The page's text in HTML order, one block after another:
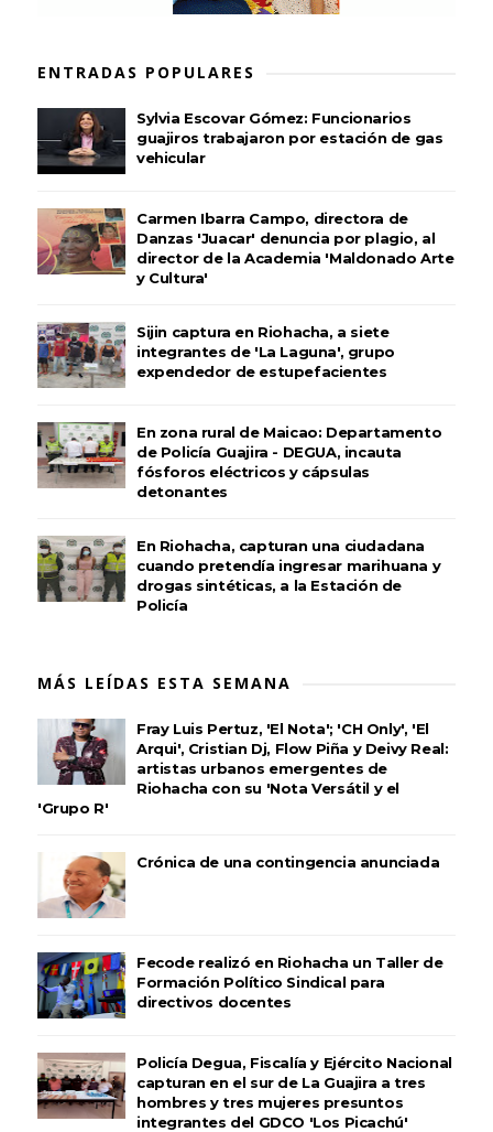
ENTRADAS POPULARES
Sylvia Escovar Gómez: Funcionarios
guajiros trabajaron por estación de gas
vehicular
Carmen Ibarra Campo, directora de
Danzas 'Juacar' denuncia por plagio, al
director de la Academia 'Maldonado Arte
y Cultura'
Sijin captura en Riohacha, a siete
integrantes de 'La Laguna', grupo
expendedor de estupefacientes
En zona rural de Maicao: Departamento
de Policía Guajira - DEGUA, incauta
fósforos eléctricos y cápsulas
detonantes
En Riohacha, capturan una ciudadana
cuando pretendía ingresar marihuana y
drogas sintéticas, a la Estación de
Policía
MÁS LEÍDAS ESTA SEMANA
Fray Luis Pertuz, 'El Nota'; 'CH Only', 'El
Arqui', Cristian Dj, Flow Piña y Deivy Real:
artistas urbanos emergentes de
Riohacha con su 'Nota Versátil y el
'Grupo R'
Crónica de una contingencia anunciada
Fecode realizó en Riohacha un Taller de
Formación Político Sindical para
directivos docentes
Policía Degua, Fiscalía y Ejército Nacional
capturan en el sur de La Guajira a tres
hombres y tres mujeres presuntos
integrantes del GDCO 'Los Picachú'